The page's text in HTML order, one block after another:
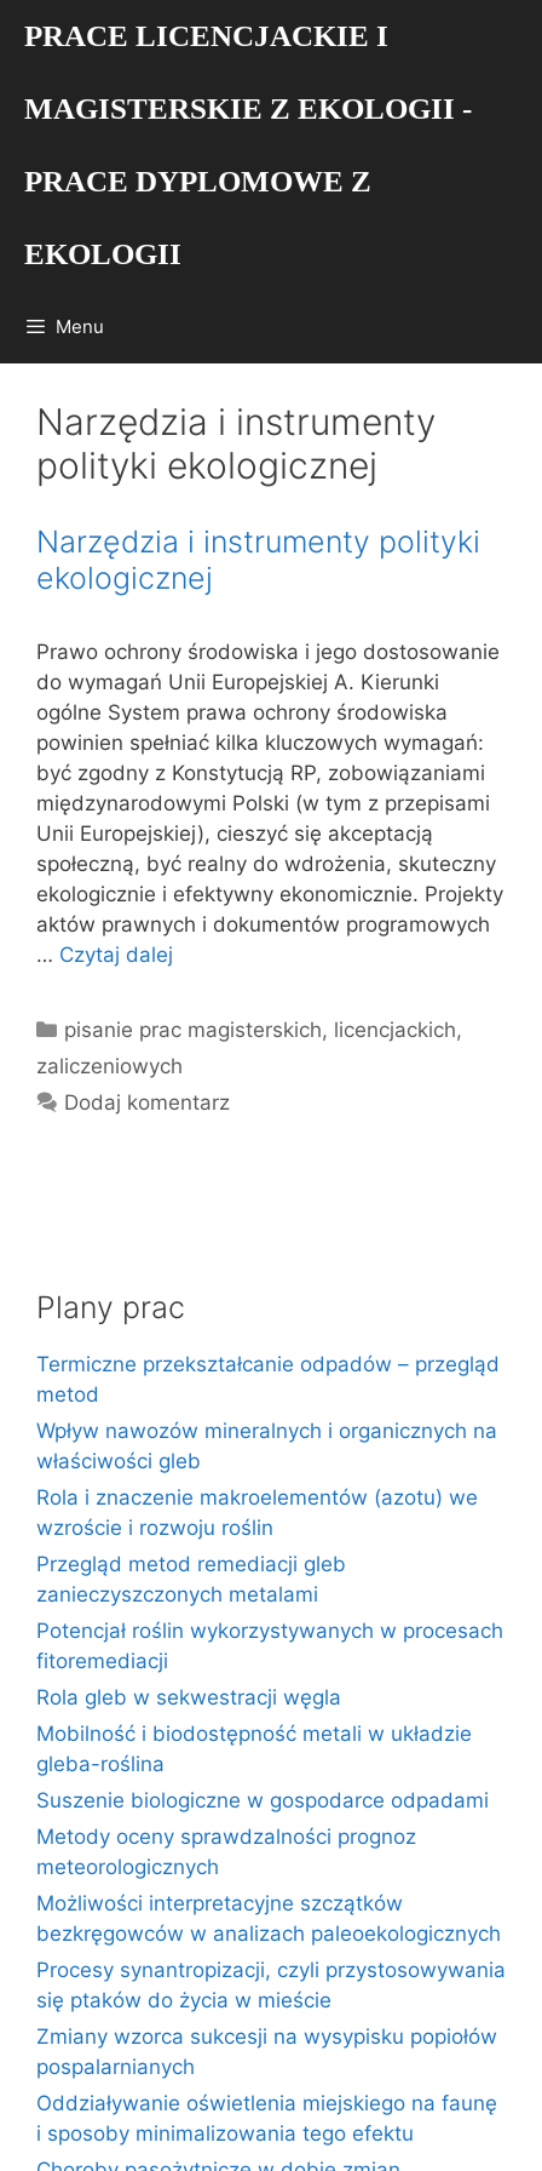
PRACE LICENCJACKIE I
MAGISTERSKIE Z EKOLOGII -
PRACE DYPLOMOWE Z
EKOLOGII
Menu
Narzędzia i instrumenty
polityki ekologicznej
Narzędzia i instrumenty polityki
ekologicznej
Prawo ochrony środowiska i jego dostosowanie
do wymagań Unii Europejskiej A. Kierunki
ogólne System prawa ochrony środowiska
powinien spełniać kilka kluczowych wymagań:
być zgodny z Konstytucją RP, zobowiązaniami
międzynarodowymi Polski (w tym z przepisami
Unii Europejskiej), cieszyć się akceptacją
społeczną, być realny do wdrożenia, skuteczny
ekologicznie i efektywny ekonomicznie. Projekty
aktów prawnych i dokumentów programowych
… Czytaj dalej
Kategorie
pisanie prac magisterskich, licencjackich,
zaliczeniowych
Dodaj komentarz
Plany prac
Termiczne przekształcanie odpadów – przegląd
metod
Wpływ nawozów mineralnych i organicznych na
właściwości gleb
Rola i znaczenie makroelementów (azotu) we
wzroście i rozwoju roślin
Przegląd metod remediacji gleb
zanieczyszczonych metalami
Potencjał roślin wykorzystywanych w procesach
fitoremediacji
Rola gleb w sekwestracji węgla
Mobilność i biodostępność metali w układzie
gleba-roślina
Suszenie biologiczne w gospodarce odpadami
Metody oceny sprawdzalności prognoz
meteorologicznych
Możliwości interpretacyjne szczątków
bezkręgowców w analizach paleoekologicznych
Procesy synantropizacji, czyli przystosowywania
się ptaków do życia w mieście
Zmiany wzorca sukcesji na wysypisku popiołów
pospalarnianych
Oddziaływanie oświetlenia miejskiego na faunę
i sposoby minimalizowania tego efektu